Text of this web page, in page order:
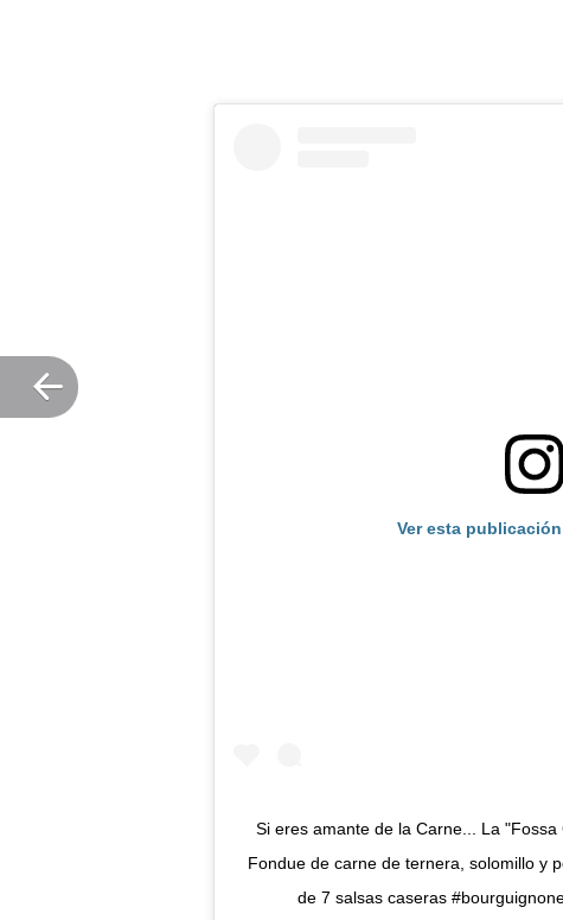
Ver esta
Si eres amante de la Carne... La
Fondue de carne de ternera, solomillo y
de 7 salsas caseras